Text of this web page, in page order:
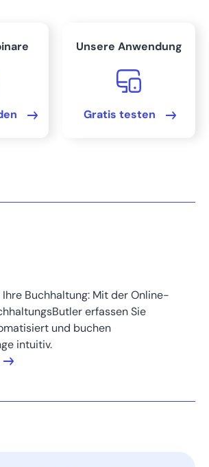
für Unternehmer mit
Unsere Anwendung
Gratis testen
Buchhaltung: Mit der Online-
erfassen Sie
und buchen
intuitiv.